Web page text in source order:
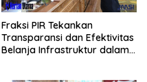
Fraksi PIR Tekankan
Transparansi dan Efektivitas
Belanja Infrastruktur dalam